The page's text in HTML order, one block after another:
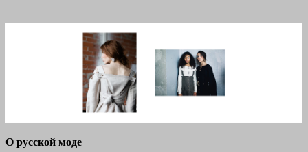
О русской моде